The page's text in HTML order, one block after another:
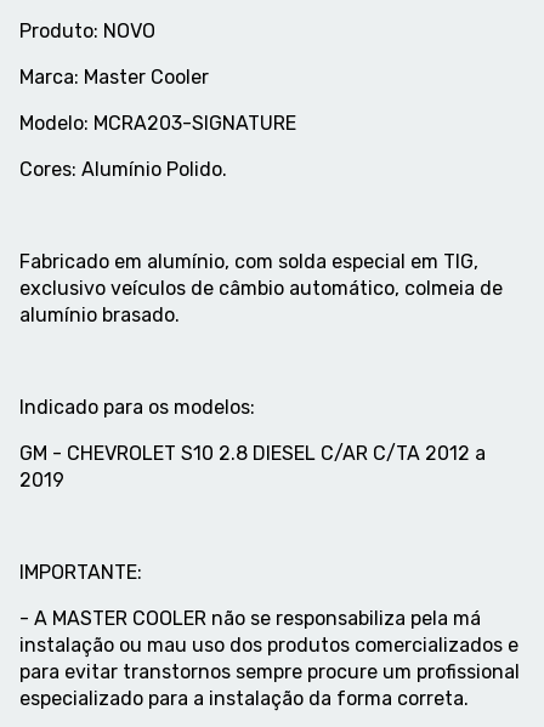
Produto: NOVO
Marca: Master Cooler
Modelo: MCRA203-SIGNATURE
Cores: Alumínio Polido.
Fabricado em alumínio, com solda especial em TIG,
exclusivo veículos de câmbio automático, colmeia de
alumínio brasado.
Indicado para os modelos:
GM - CHEVROLET S10 2.8 DIESEL C/AR C/TA 2012 a
2019
IMPORTANTE:
- A MASTER COOLER não se responsabiliza pela má
instalação ou mau uso dos produtos comercializados e
para evitar transtornos sempre procure um profissional
especializado para a instalação da forma correta.